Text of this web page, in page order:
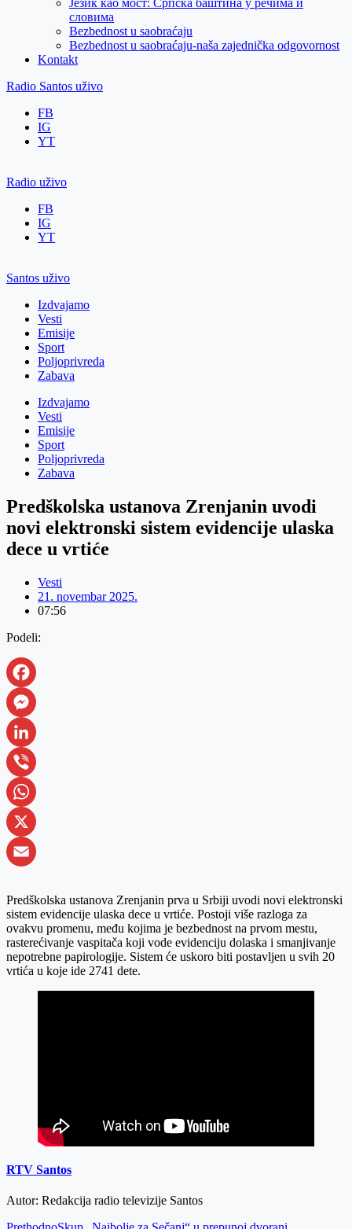
Језик као мост: Српска баштина у речима и
словима
Bezbednost u saobraćaju
Bezbednost u saobraćaju-naša zajednička odgovornost
Kontakt
Radio Santos uživo
FB
IG
YT
Radio uživo
FB
IG
YT
Santos uživo
Izdvajamo
Vesti
Emisije
Sport
Poljoprivreda
Zabava
Izdvajamo
Vesti
Emisije
Sport
Poljoprivreda
Zabava
Predškolska ustanova Zrenjanin uvodi
novi elektronski sistem evidencije ulaska
dece u vrtiće
Vesti
21. novembar 2025.
07:56
Podeli:
Facebook
Messenger
LinkedIn
Viber
WhatsApp
X
Predškolska ustanova Zrenjanin prva u Srbiji uvodi novi elektronski
sistem evidencije ulaska dece u vrtiće. Postoji više razloga za
ovakvu promenu, među kojima je bezbednost na prvom mestu,
rasterećivanje vaspitača koji vode evidenciju dolaska i smanjivanje
nepotrebne papirologije. Sistem će uskoro biti postavljen u svih 20
vrtića u koje ide 2741 dete.
RTV Santos
Autor: Redakcija radio televizije Santos